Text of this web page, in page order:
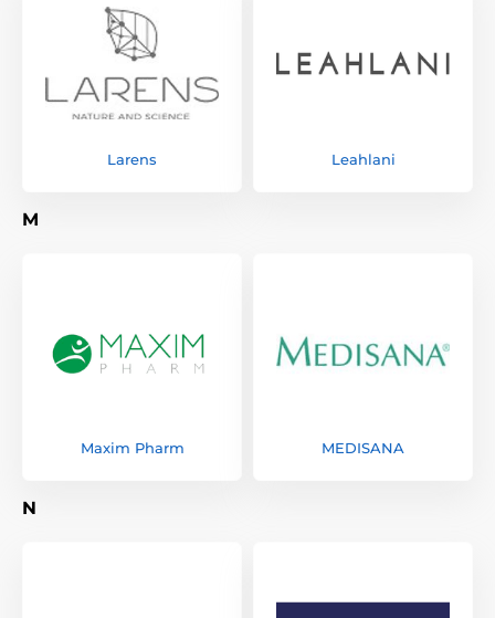
Larens Leahlani
M
Maxim Pharm MEDISANA
N